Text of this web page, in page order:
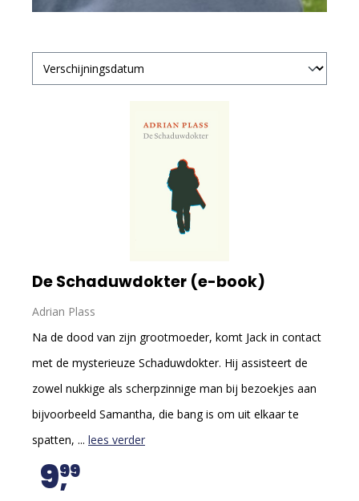
De Schaduwdokter (e-book)
Adrian Plass
Na de dood van zijn grootmoeder, komt Jack in contact
met de mysterieuze Schaduwdokter. Hij assisteert de
zowel nukkige als scherpzinnige man bij bezoekjes aan
bijvoorbeeld Samantha, die bang is om uit elkaar te
spatten, ... lees verder
999